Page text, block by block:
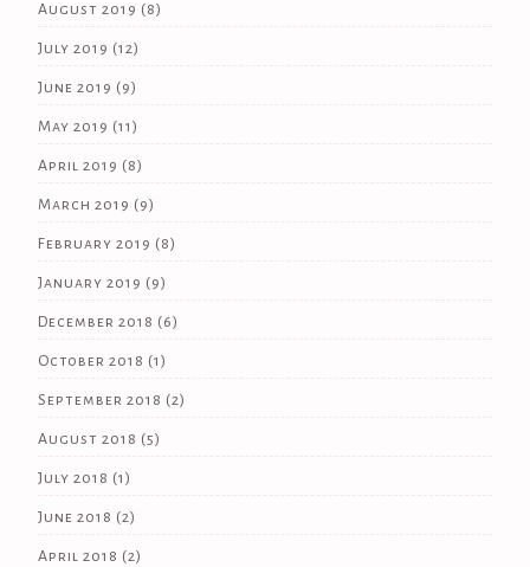
August 2019 (8)
July 2019 (12)
June 2019 (9)
May 2019 (11)
April 2019 (8)
March 2019 (9)
February 2019 (8)
January 2019 (9)
December 2018 (6)
October 2018 (1)
September 2018 (2)
August 2018 (5)
July 2018 (1)
June 2018 (2)
April 2018 (2)